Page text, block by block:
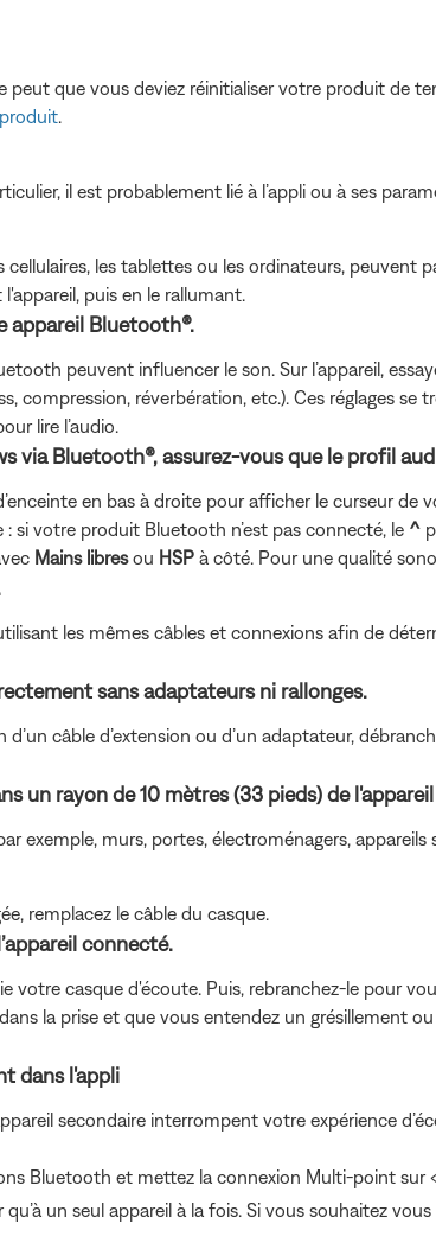
peut que vous deviez réinitialiser votre produit de
il est probablement lié à l’appli ou à ses
les tablettes ou les ordinateurs, peuvent
puis en le rallumant.
appareil Bluetooth®.
peuvent influencer le son. Sur l’appareil,
compression, réverbération, etc.). Ces réglages se
lire l’audio.
via Bluetooth®, assurez-vous que le profil
en bas à droite pour afficher le curseur de
si votre produit Bluetooth n’est pas connecté, le ^
Mains libresou HSP à côté. Pour une qualité
les mêmes câbles et connexions afin de
sans adaptateurs ni rallonges.
câble d’extension ou d’un adaptateur,
un rayon de 10 mètres (33 pieds) de
exemple, murs, portes, électroménagers, appareils
remplacez le câble du casque.
connecté.
votre casque d'écoute. Puis, rebranchez-le pour
la prise et que vous entendez un grésillement
dans l'appli
secondaire interrompent votre expérience
Bluetooth et mettez la connexion Multi-point
un seul appareil à la fois. Si vous souhaitez